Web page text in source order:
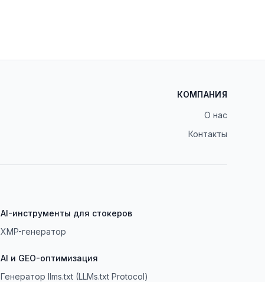
КОМПАНИЯ
О нас
Контакты
AI-инструменты для стокеров
XMP-генератор
AI и GEO-оптимизация
Генератор llms.txt (LLMs.txt Protocol)